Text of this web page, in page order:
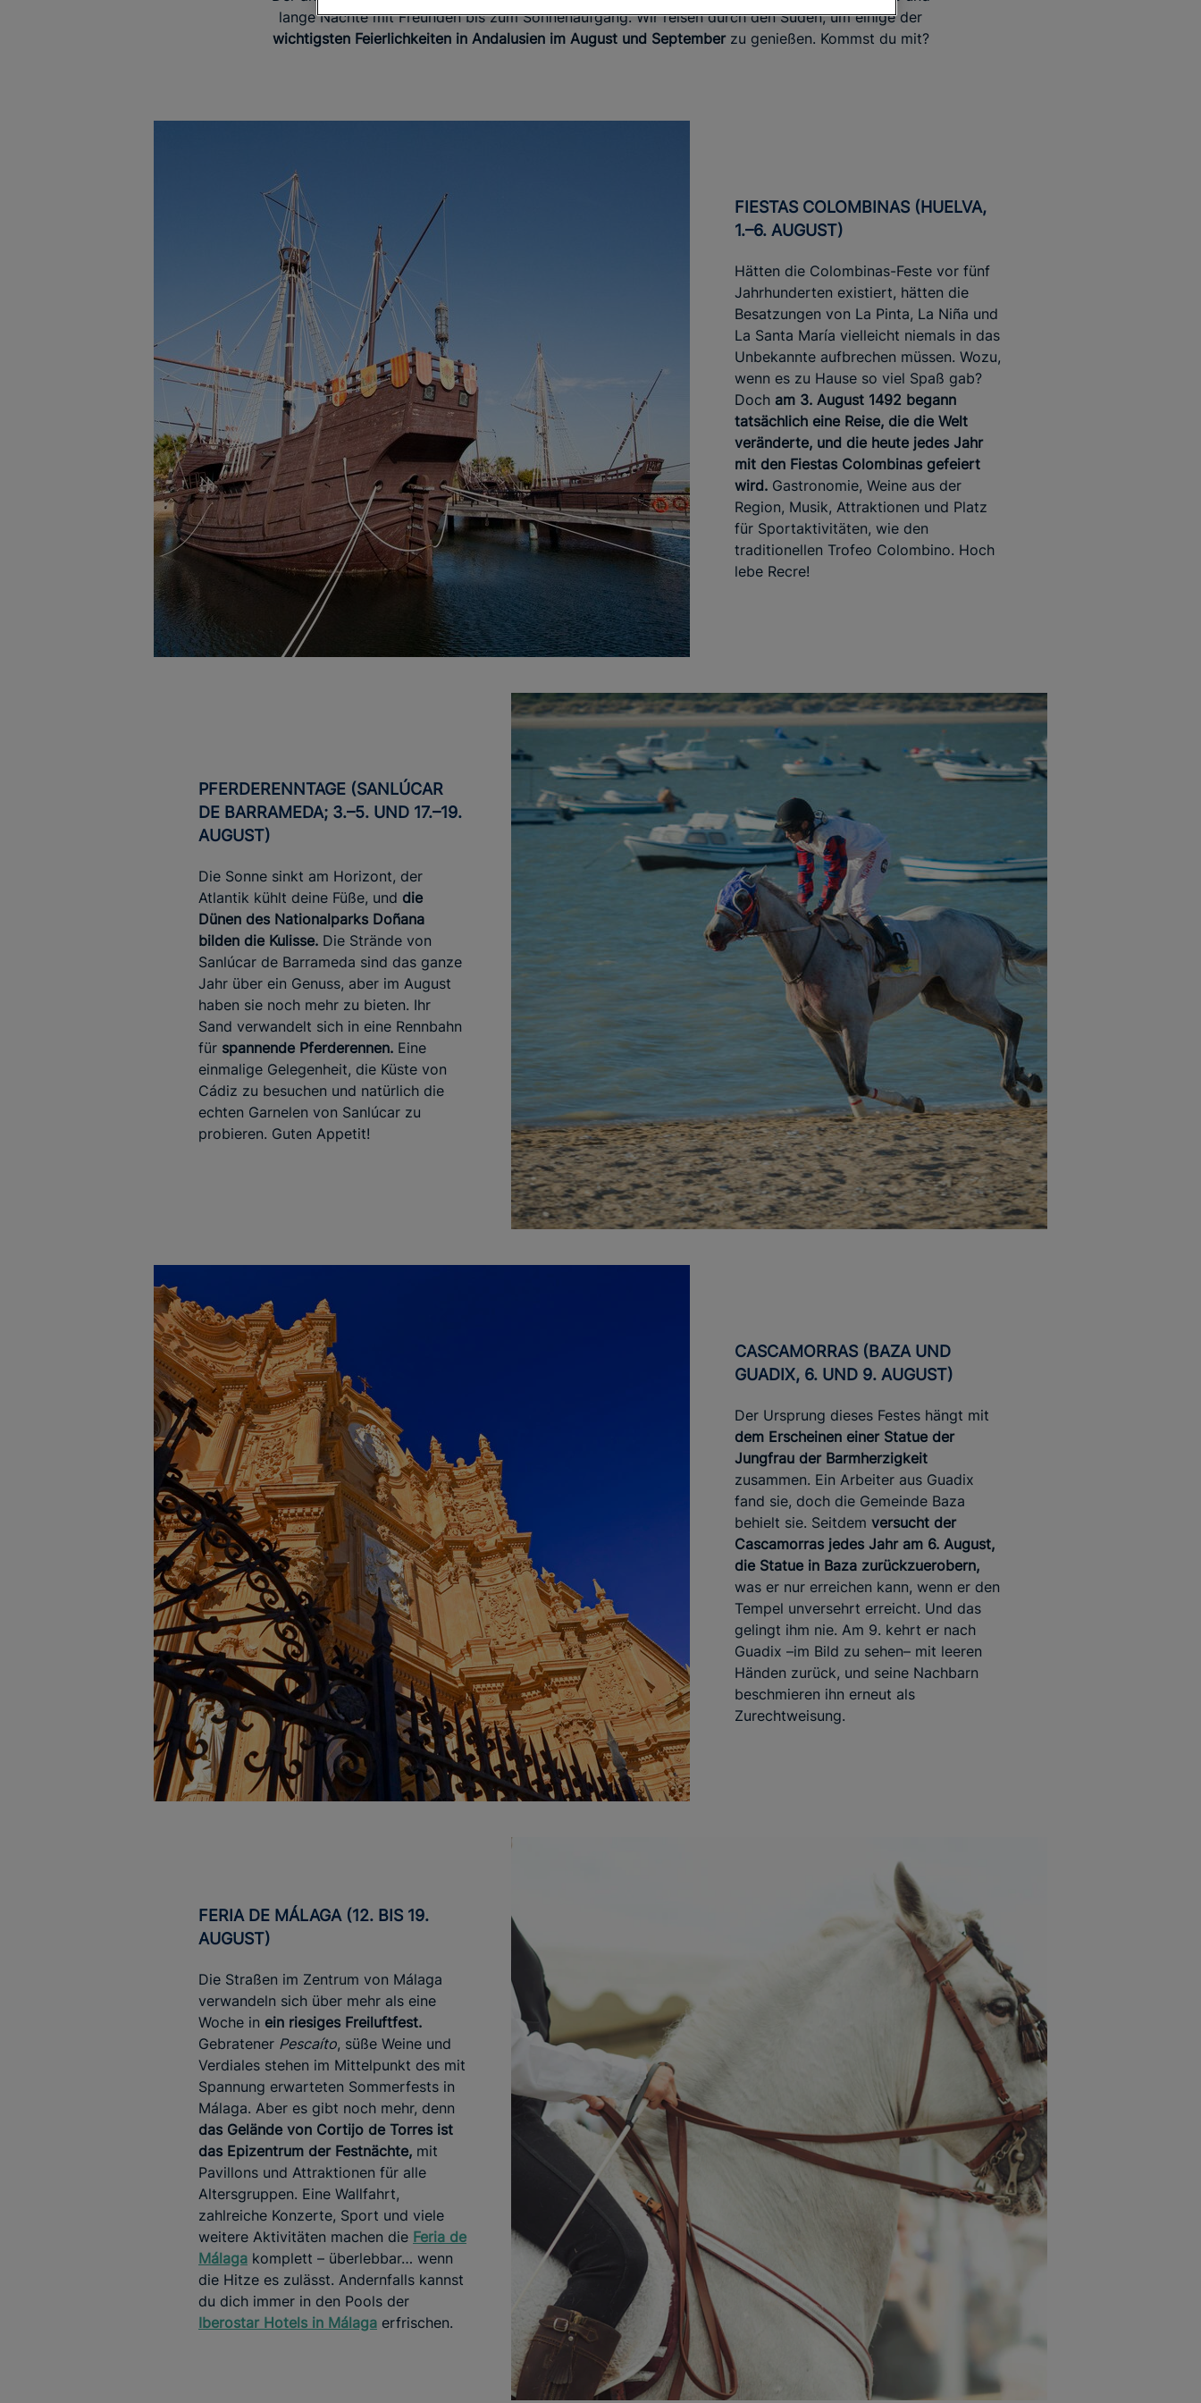
lange Nächte mit Freunden bis zum Sonnenaufgang. Wir reisen durch den Süden, um einige der
wichtigsten Feierlichkeiten in Andalusien im August und Septemberzu genießen. Kommst du mit?
FIESTAS COLOMBINAS (HUELVA,
1.–6. AUGUST)
Hätten die Colombinas-Feste vor fünf
Jahrhunderten existiert, hätten die
Besatzungen von La Pinta, La Niña und
La Santa María vielleicht niemals in das
Unbekannte aufbrechen müssen. Wozu,
wenn es zu Hause so viel Spaß gab?
Doch am 3. August 1492 begann
tatsächlich eine Reise, die die Welt
veränderte, und die heute jedes Jahr
mit den Fiestas Colombinas gefeiert
wird. Gastronomie, Weine aus der
Region, Musik, Attraktionen und Platz
für Sportaktivitäten, wie den
traditionellen Trofeo Colombino. Hoch
lebe Recre!
PFERDERENNTAGE (SANLÚCAR
DE BARRAMEDA; 3.–5. UND 17.–19.
AUGUST)
Die Sonne sinkt am Horizont, der
Atlantik kühlt deine Füße, und die
Dünen des Nationalparks Doñana
bilden die Kulisse. Die Strände von
Sanlúcar de Barrameda sind das ganze
Jahr über ein Genuss, aber im August
haben sie noch mehr zu bieten. Ihr
Sand verwandelt sich in eine Rennbahn
für spannende Pferderennen. Eine
einmalige Gelegenheit, die Küste von
Cádiz zu besuchen und natürlich die
echten Garnelen von Sanlúcar zu
probieren. Guten Appetit!
CASCAMORRAS (BAZA UND
GUADIX, 6. UND 9. AUGUST)
Der Ursprung dieses Festes hängt mit
dem Erscheinen einer Statue der
Jungfrau der Barmherzigkeit
zusammen. Ein Arbeiter aus Guadix
fand sie, doch die Gemeinde Baza
behielt sie. Seitdem versucht der
Cascamorras jedes Jahr am 6. August,
die Statue in Baza zurückzuerobern,
was er nur erreichen kann, wenn er den
Tempel unversehrt erreicht. Und das
gelingt ihm nie. Am 9. kehrt er nach
Guadix –im Bild zu sehen– mit leeren
Händen zurück, und seine Nachbarn
beschmieren ihn erneut als
Zurechtweisung.
FERIA DE MÁLAGA (12. BIS 19.
AUGUST)
Die Straßen im Zentrum von Málaga
verwandeln sich über mehr als eine
Woche in ein riesiges Freiluftfest.
Gebratener Pescaíto, süße Weine und
Verdiales stehen im Mittelpunkt des mit
Spannung erwarteten Sommerfests in
Málaga. Aber es gibt noch mehr, denn
das Gelände von Cortijo de Torres ist
das Epizentrum der Festnächte, mit
Pavillons und Attraktionen für alle
Altersgruppen. Eine Wallfahrt,
zahlreiche Konzerte, Sport und viele
weitere Aktivitäten machen die Feria de
Málaga komplett – überlebbar… wenn
die Hitze es zulässt. Andernfalls kannst
du dich immer in den Pools der
Iberostar Hotels in Málaga erfrischen.